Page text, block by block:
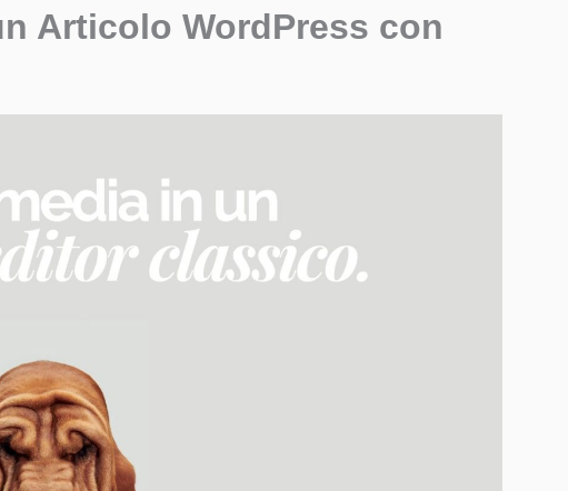
Articolo WordPress con